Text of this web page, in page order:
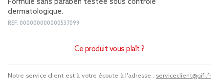
Formule sans paraben testée sous contrôle
dermatologique.
REF. 000000000000537099
Ce produit vous plaît ?
Notre service client est à votre écoute à l'adresse : serviceclient@gifi.fr